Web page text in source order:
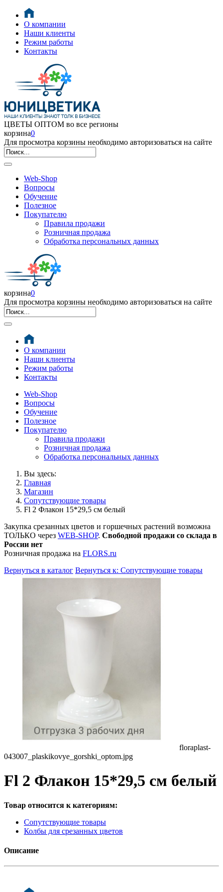
О компании
Наши клиенты
Режим работы
Контакты
ЦВЕТЫ ОПТОМ во все регионы
корзина0
Для просмотра корзины необходимо авторизоваться на сайте
Web-Shop
Вопросы
Обучение
Полезное
Покупателю
Правила продажи
Розничная продажа
Обработка персональных данных
корзина0
Для просмотра корзины необходимо авторизоваться на сайте
О компании
Наши клиенты
Режим работы
Контакты
Web-Shop
Вопросы
Обучение
Полезное
Покупателю
Правила продажи
Розничная продажа
Обработка персональных данных
Вы здесь:
Главная
Магазин
Сопутствующие товары
Fl 2 Флакон 15*29,5 см белый
Закупка срезанных цветов и горшечных растений возможна
ТОЛЬКО через WEB-SHOP. Свободной продажи со склада в
России нет
Розничная продажа на FLORS.ru
Вернуться в каталог Вернуться к: Сопутствующие товары
floraplast-
043007_plaskikovye_gorshki_optom.jpg
Fl 2 Флакон 15*29,5 см белый
Товар относится к категориям:
Сопутствующие товары
Колбы для срезанных цветов
Описание